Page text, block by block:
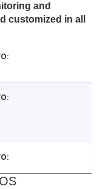
and
customized in all